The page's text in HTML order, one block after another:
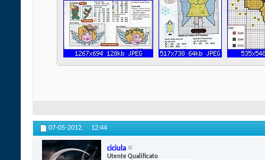
07-05-2012, 12:44
ciciula
Utente Qualificato